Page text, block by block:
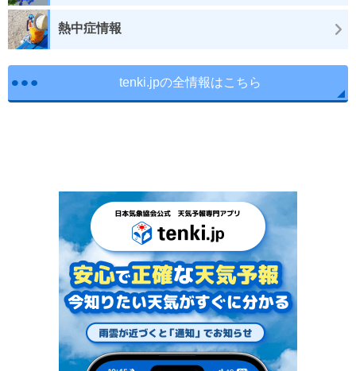
熱中症情報
tenki.jpの全情報はこちら